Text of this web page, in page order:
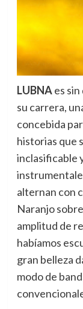
LUBNAes sin
su carrera,
concebida
historias que
inclasificable
alternan con
Naranjo
amplitud de
habíamos
gran belleza
modo de